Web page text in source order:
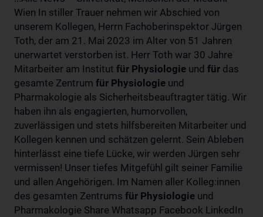
Wien In stiller Trauer nehmen wir Abschied von
unserem Kollegen, Herrn Fachoberinspektor Jürgen
Toth, der am 21. Mai 2023 im Alter von 51 Jahren
unerwartet verstorben ist. Herr Toth war 30 Jahre
Mitarbeiter am Institut für Physiologie und für das
gesamte Zentrum für Physiologie und
Pharmakologie als Sicherheitsbeauftragter tätig. Wir
haben ihn als engagierten, humorvollen,
zuverlässigen und stets hilfsbereiten Mitarbeiter und
Kollegen kennen und schätzen gelernt. Sein Ableben
hinterlässt eine tiefe Lücke, wir werden Jürgen sehr
vermissen! Unser tiefes Mitgefühl gilt seiner Familie
und allen Angehörigen. Im Namen aller Kolleg:innen
des gesamten Zentrums für Physiologie und
Pharmakologie Share Whatsapp Facebook LinkedIn